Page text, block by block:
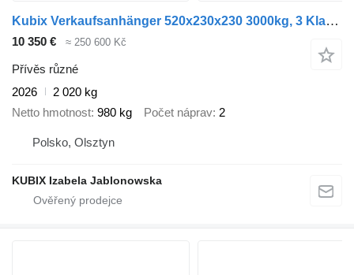
Kubix Verkaufsanhänger 520x230x230 3000kg, 3 Klappen
10 350 € ≈ 250 600 Kč
Přívěs různé
2026
2 020 kg
Netto hmotnost 980 kg Počet náprav 2
Polsko, Olsztyn
KUBIX Izabela Jablonowska